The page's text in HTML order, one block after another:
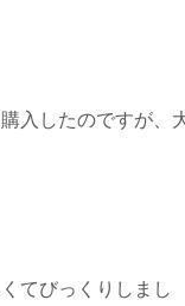
入したのですが、
てびっくりしまし